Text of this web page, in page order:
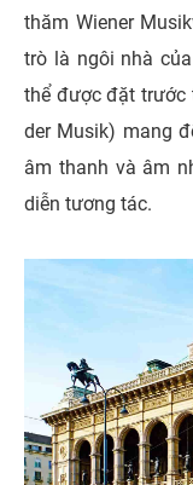
thăm Wiener
trò là ngôi nhà
thể được đặt trước
der Musik) mang
âm thanh và âm
diễn tương tác.